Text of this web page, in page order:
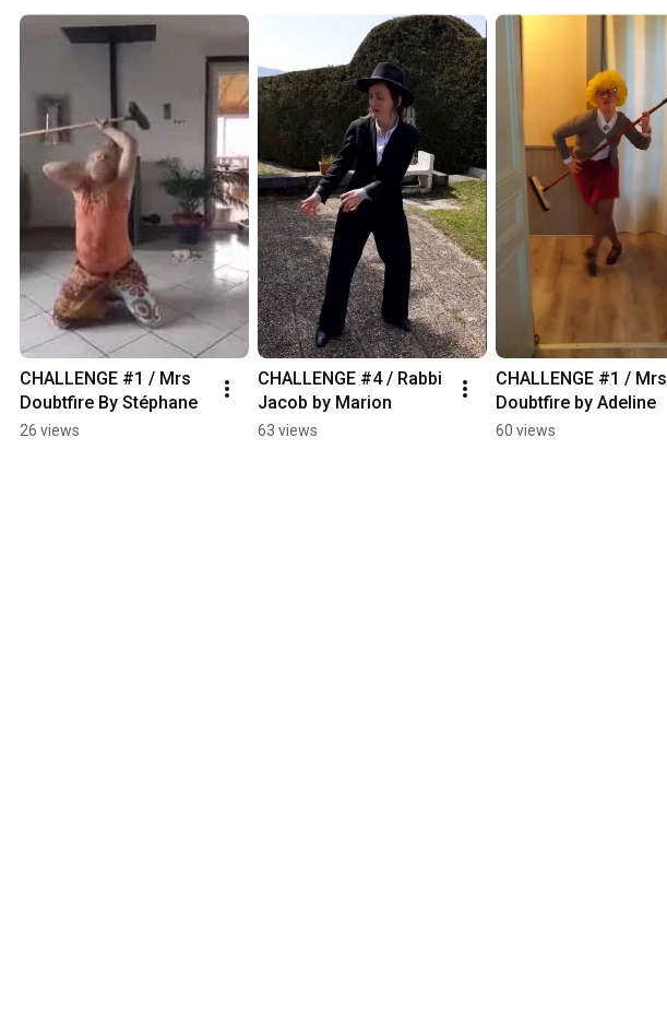
CHALLENGE #1 / Mrs
Doubtfire By Stéphane
26 views
CHALLENGE #4 / Rabbi
Jacob by Marion
63 views
CHALLENGE #1 / Mrs
Doubtfire by Adeline
60 views